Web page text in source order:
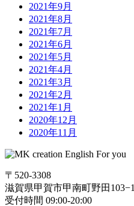
2021年9月
2021年8月
2021年7月
2021年6月
2021年5月
2021年4月
2021年3月
2021年2月
2021年1月
2020年12月
2020年11月
〒520-3308
滋賀県甲賀市甲南町野田103−1
受付時間 09:00-20:00